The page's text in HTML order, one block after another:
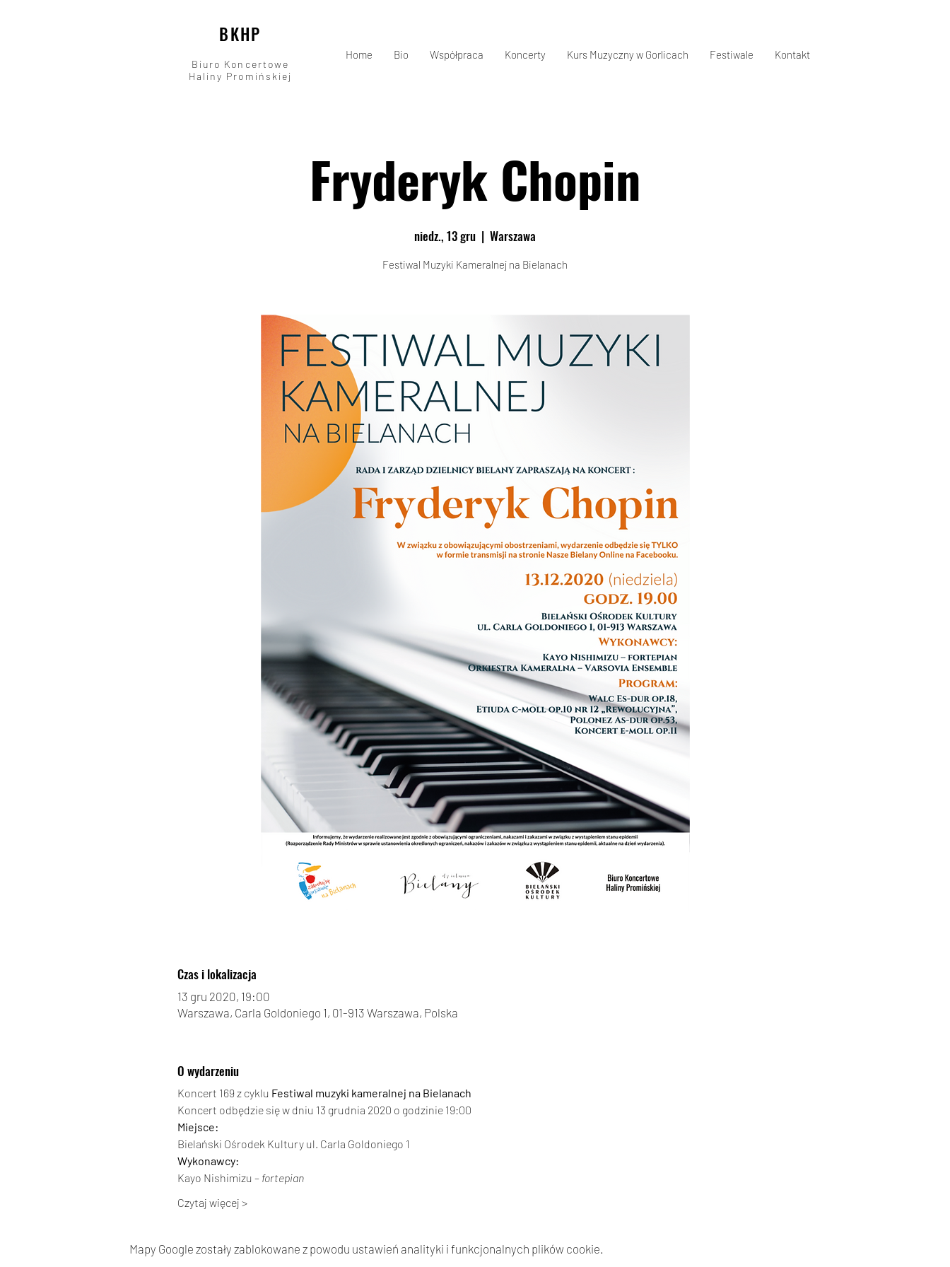
BKHP
Biuro Koncertowe
Haliny Promińskiej
Home Bio Współpraca Koncerty Kurs Muzyczny w Gorlicach Festiwale Kontakt
Fryderyk Chopin
niedz., 13 gru
  |
Warszawa
Festiwal Muzyki Kameralnej na Bielanach
Czas i lokalizacja
13 gru 2020, 19:00
Warszawa, Carla Goldoniego 1, 01-913 Warszawa, Polska
O wydarzeniu
Koncert 169 z cyklu Festiwal muzyki kameralnej na Bielanach
Koncert odbędzie się w dniu 13 grudnia 2020 o godzinie 19:00
Miejsce:
Bielański Ośrodek Kultury ul. Carla Goldoniego 1
Wykonawcy:
Kayo Nishimizu – fortepian
Czytaj więcej >
Mapy Google zostały zablokowane z powodu ustawień analityki i funkcjonalnych plików cookie.